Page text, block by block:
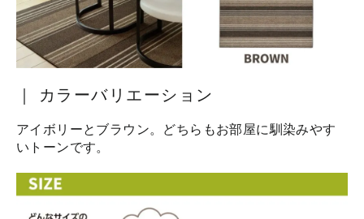
｜ カラーバリエーション
アイボリーとブラウン。どちらもお部屋に馴染みやす
いトーンです。